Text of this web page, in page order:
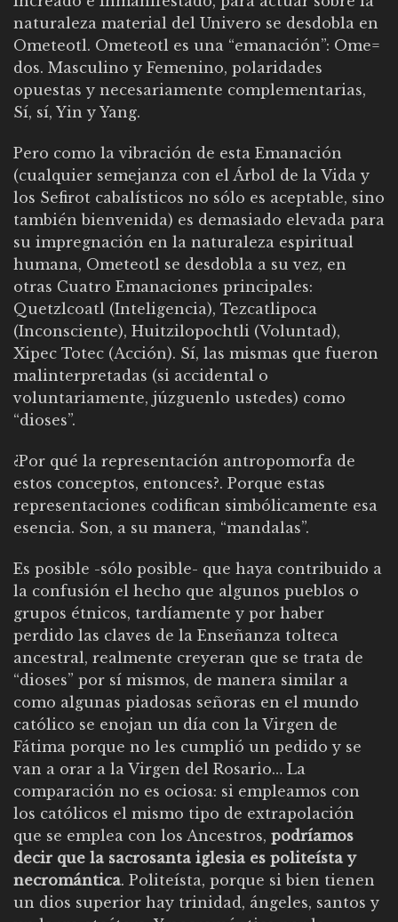
naturaleza material del Univero se desdobla en
Ometeotl. Ometeotl es una “emanación”: Ome=
dos. Masculino y Femenino, polaridades
opuestas y necesariamente complementarias,
Sí, sí, Yin y Yang.
Pero como la vibración de esta Emanación
(cualquier semejanza con el Árbol de la Vida y
los Sefirot cabalísticos no sólo es aceptable, sino
también bienvenida) es demasiado elevada para
su impregnación en la naturaleza espiritual
humana, Ometeotl se desdobla a su vez, en
otras Cuatro Emanaciones principales:
Quetzlcoatl (Inteligencia), Tezcatlipoca
(Inconsciente), Huitzilopochtli (Voluntad),
Xipec Totec (Acción). Sí, las mismas que fueron
malinterpretadas (si accidental o
voluntariamente, júzguenlo ustedes) como
“dioses”.
¿Por qué la representación antropomorfa de
estos conceptos, entonces?. Porque estas
representaciones codifican simbólicamente esa
esencia. Son, a su manera, “mandalas”.
Es posible -sólo posible- que haya contribuido a
la confusión el hecho que algunos pueblos o
grupos étnicos, tardíamente y por haber
perdido las claves de la Enseñanza tolteca
ancestral, realmente creyeran que se trata de
“dioses” por sí mismos, de manera similar a
como algunas piadosas señoras en el mundo
católico se enojan un día con la Virgen de
Fátima porque no les cumplió un pedido y se
van a orar a la Virgen del Rosario… La
comparación no es ociosa: si empleamos con
los católicos el mismo tipo de extrapolación
que se emplea con los Ancestros, podríamos
decir que la sacrosanta iglesia es politeísta y
necromántica. Politeísta, porque si bien tienen
un dios superior hay trinidad, ángeles, santos y